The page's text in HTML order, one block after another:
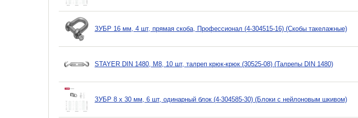
ЗУБР 16 мм, 4 шт, прямая скоба, Профессионал (4-304515-16) (Скобы такелажные)
STAYER DIN 1480, М8, 10 шт, талреп крюк-крюк (30525-08) (Талрепы DIN 1480)
ЗУБР 8 x 30 мм, 6 шт, одинарный блок (4-304585-30) (Блоки с нейлоновым шкивом)